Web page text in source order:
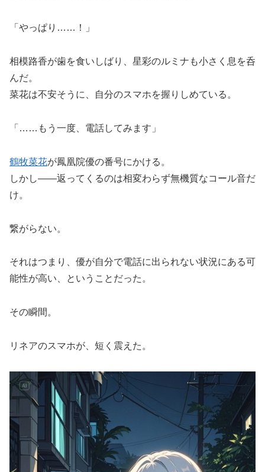
「やっぱり……！」
相模路香が歯を食いしばり、星彩のルミナも小さく息を呑
んだ。
菜花は不安そうに、自分のスマホを握りしめている。
「……もう一度、電話してみます」
鶴牧菜花が鳳凰院優の番号にかける。
しかし――返ってくるのは相変わらず無機質なコール音だ
け。
繋がらない。
それはつまり、優が自分で電話に出られない状況にある可
能性が高い、ということだった。
その瞬間。
リネアのスマホが、短く震えた。